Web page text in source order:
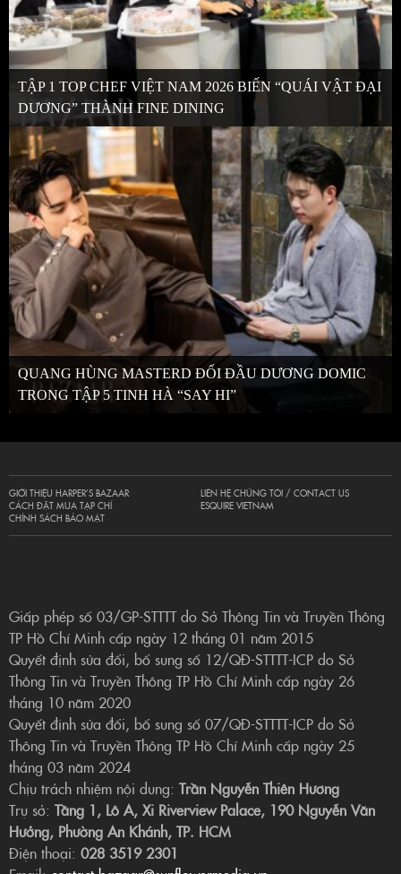
TẬP 1 TOP CHEF VIỆT NAM 2026 BIẾN “QUÁI VẬT ĐẠI
DƯƠNG” THÀNH FINE DINING
QUANG HÙNG MASTERD ĐỐI ĐẦU DƯƠNG DOMIC
TRONG TẬP 5 TINH HÀ “SAY HI”
GIỚI THIỆU HARPER’S BAZAAR
CÁCH ĐẶT MUA TẠP CHÍ
CHÍNH SÁCH BẢO MẬT
LIÊN HỆ CHÚNG TÔI / CONTACT US
ESQUIRE VIETNAM
Giấp phép số 03/GP-STTTT do Sở Thông Tin và Truyền Thông
TP Hồ Chí Minh cấp ngày 12 tháng 01 năm 2015
Quyết định sửa đổi, bổ sung số 12/QĐ-STTTT-ICP do Sở
Thông Tin và Truyền Thông TP Hồ Chí Minh cấp ngày 26
tháng 10 năm 2020
Quyết định sửa đổi, bổ sung số 07/QĐ-STTTT-ICP do Sở
Thông Tin và Truyền Thông TP Hồ Chí Minh cấp ngày 25
tháng 03 năm 2024
Chịu trách nhiệm nội dung: Trần Nguyễn Thiên Hương
Trụ sở: Tầng 1, Lô A, Xi Riverview Palace, 190 Nguyễn Văn
Hưởng, Phường An Khánh, TP. HCM
Điện thoại: 028 3519 2301